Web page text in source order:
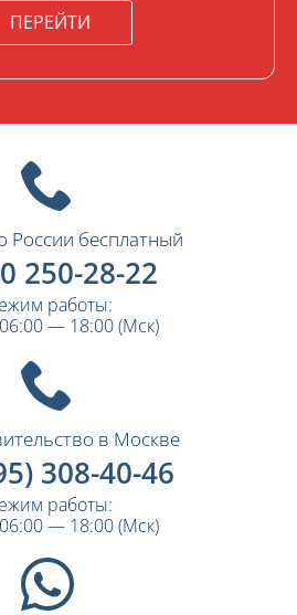
ПЕРЕЙТИ
России бесплатный
250-28-22
работы:
— 18:00 (Мск)
в Москве
308-40-46
работы:
— 18:00 (Мск)